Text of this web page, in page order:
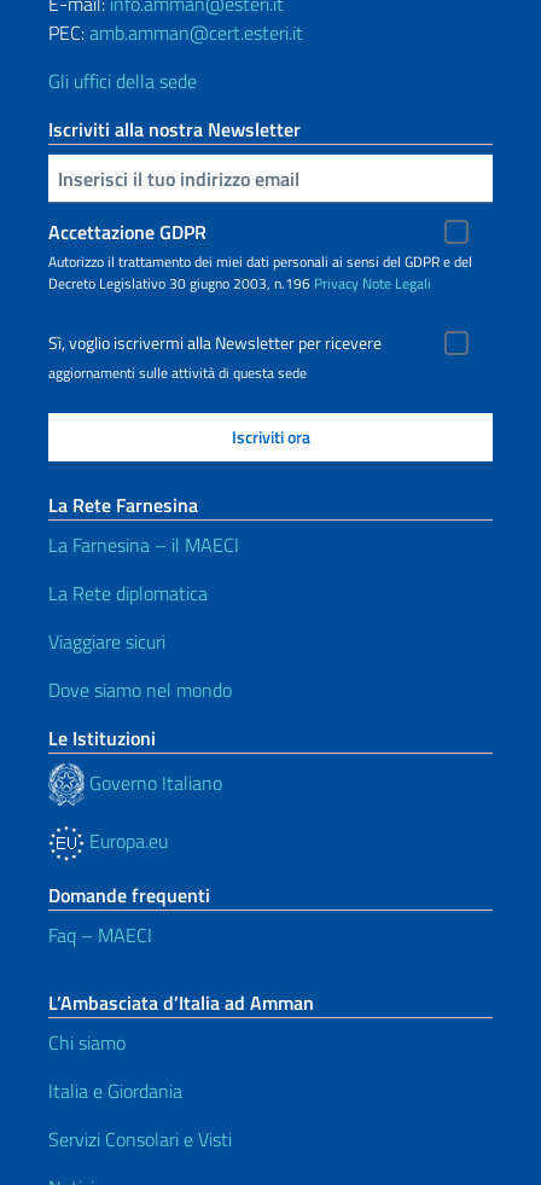
PEC:amb.amman@cert.esteri.it
Gli uffici della sede
Iscriviti alla nostra Newsletter
Inserisci la tua email
Accettazione GDPR
Autorizzo il trattamento dei miei dati personali ai sensi del GDPR e del
Decreto Legislativo 30 giugno 2003, n.196 Privacy Note Legali
Sì, voglio iscrivermi alla Newsletter per ricevere
aggiornamenti sulle attività di questa sede
La Rete Farnesina
La Farnesina – il MAECI
La Rete diplomatica
Viaggiare sicuri
Dove siamo nel mondo
Le Istituzioni
Governo Italiano
Europa.eu
Domande frequenti
Faq – MAECI
L’Ambasciata d’Italia ad Amman
Chi siamo
Italia e Giordania
Servizi Consolari e Visti